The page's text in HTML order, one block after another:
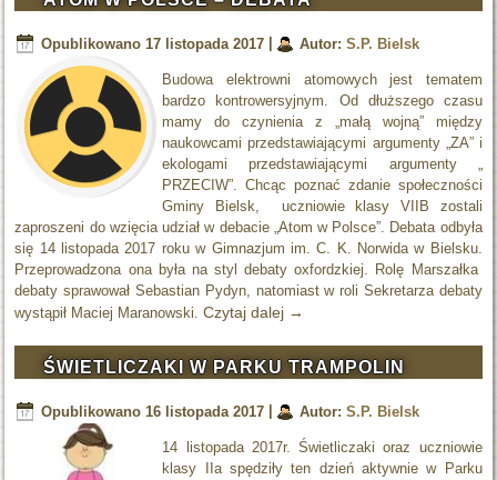
Opublikowano 17 listopada 2017 Autor: S.P. Bielsk
Budowa elektrowni atomowych jest tematem
bardzo kontrowersyjnym. Od dłuższego czasu
mamy do czynienia z „małą wojną” między
naukowcami przedstawiającymi argumenty „ZA” i
ekologami przedstawiającymi argumenty „
PRZECIW”. Chcąc poznać zdanie społeczności
Gminy Bielsk, uczniowie klasy VIIB zostali
zaproszeni do wzięcia udział w debacie „Atom w Polsce”. Debata odbyła
się 14 listopada 2017 roku w Gimnazjum im. C. K. Norwida w Bielsku.
Przeprowadzona ona była na styl debaty oxfordzkiej. Rolę Marszałka
debaty sprawował Sebastian Pydyn, natomiast w roli Sekretarza debaty
wystąpił Maciej Maranowski.Czytaj dalej →
ŚWIETLICZAKI W PARKU TRAMPOLIN
Opublikowano 16 listopada 2017 Autor: S.P. Bielsk
14 listopada 2017r. Świetliczaki oraz uczniowie
klasy IIa spędziły ten dzień aktywnie w Parku